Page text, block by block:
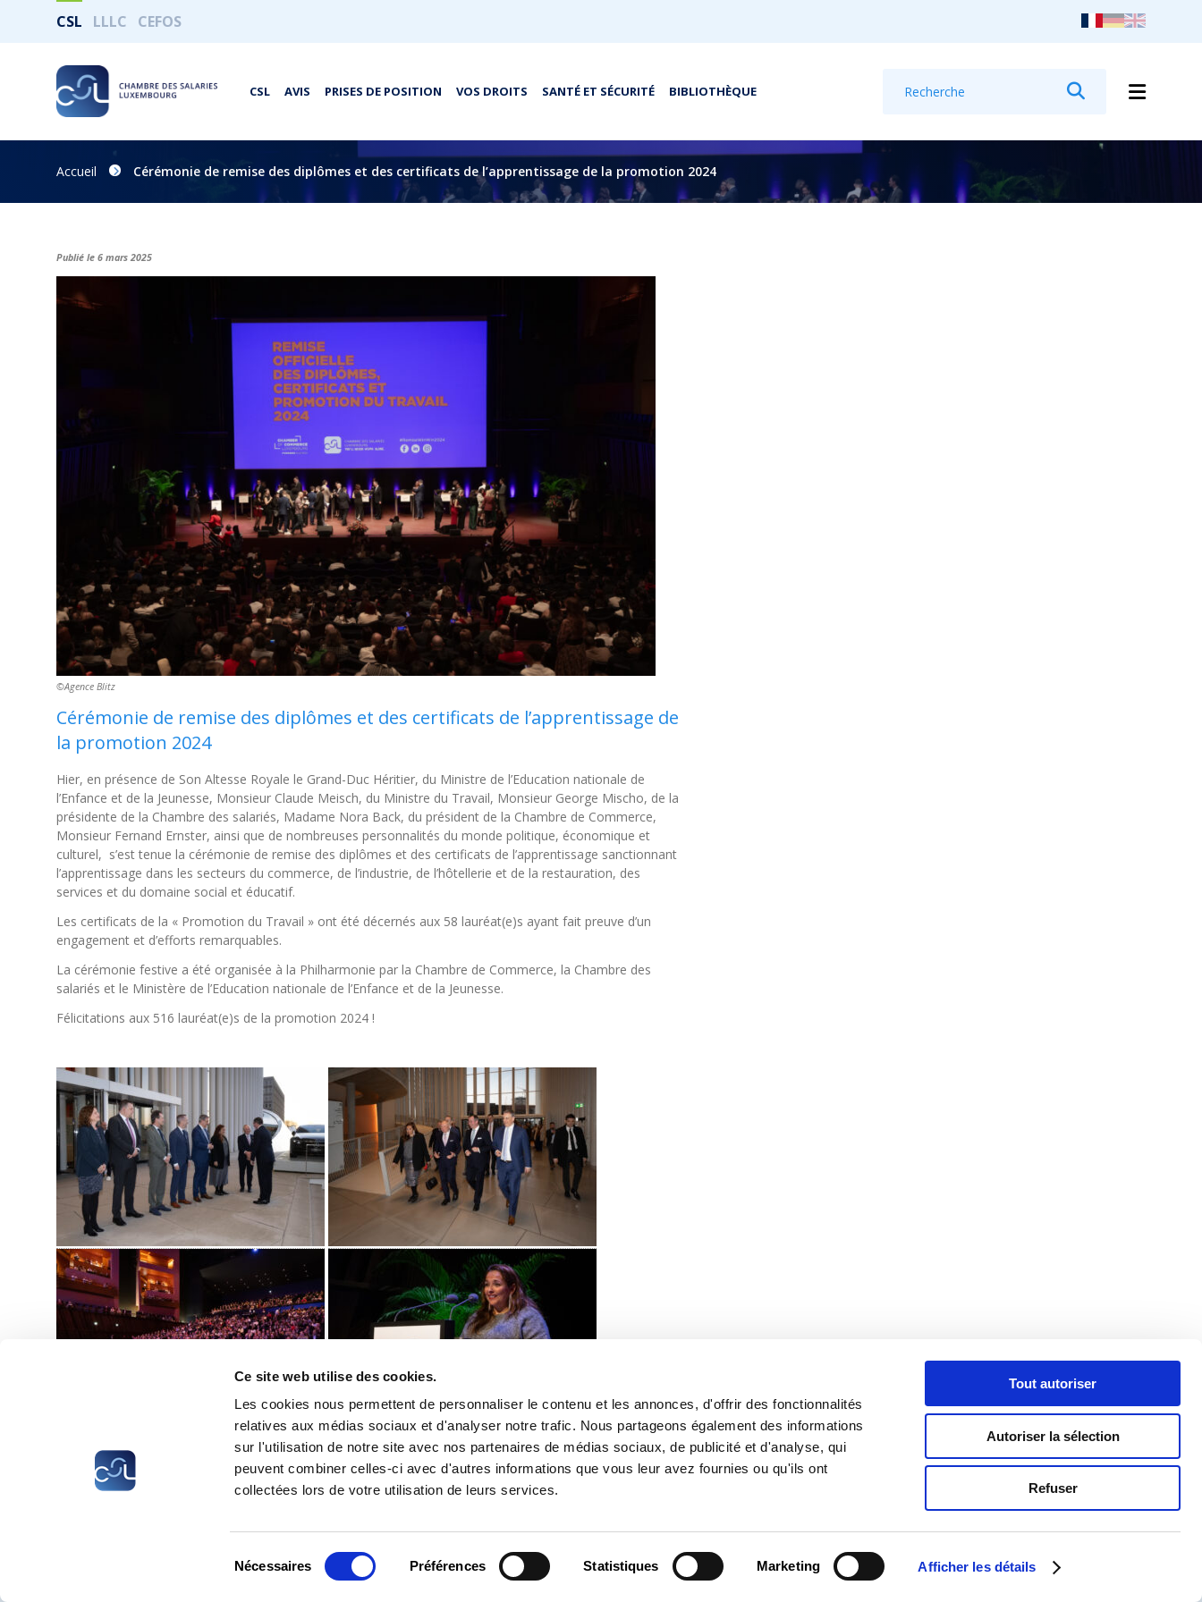
Ce site web utilise des cookies.
Les cookies nous permettent de personnaliser le contenu et les annonces, d'offrir des fonctionnalités
relatives aux médias sociaux et d'analyser notre trafic. Nous partageons également des informations
sur l'utilisation de notre site avec nos partenaires de médias sociaux, de publicité et d'analyse, qui
peuvent combiner celles-ci avec d'autres informations que vous leur avez fournies ou qu'ils ont
collectées lors de votre utilisation de leurs services.
Nécessaires Préférences Statistiques Marketing Afficher les détails
Tout autoriser
Autoriser la sélection
Refuser
CSL LLLC CEFOS
CSL AVIS PRISES DE POSITION VOS DROITS SANTÉ ET SÉCURITÉ BIBLIOTHÈQUE
Accueil Cérémonie de remise des diplômes et des certificats de l’apprentissage de la promotion 2024
Publié le 6 mars 2025
©️Agence Blitz
Cérémonie de remise des diplômes et des certificats de l’apprentissage de
la promotion 2024
Hier, en présence de Son Altesse Royale le Grand-Duc Héritier, du Ministre de l’Education nationale de
l’Enfance et de la Jeunesse, Monsieur Claude Meisch, du Ministre du Travail, Monsieur George Mischo, de la
présidente de la Chambre des salariés, Madame Nora Back, du président de la Chambre de Commerce,
Monsieur Fernand Ernster, ainsi que de nombreuses personnalités du monde politique, économique et
culturel, s’est tenue la cérémonie de remise des diplômes et des certificats de l’apprentissage sanctionnant
l’apprentissage dans les secteurs du commerce, de l’industrie, de l’hôtellerie et de la restauration, des
services et du domaine social et éducatif.
Les certificats de la « Promotion du Travail » ont été décernés aux 58 lauréat(e)s ayant fait preuve d’un
engagement et d’efforts remarquables.
La cérémonie festive a été organisée à la Philharmonie par la Chambre de Commerce, la Chambre des
salariés et le Ministère de l’Education nationale de l’Enfance et de la Jeunesse.
Félicitations aux 516 lauréat(e)s de la promotion 2024 !
® CHAMBRE DES SALARIÉS 2026 Mention légale Protection des données Lanceurs d’alerte